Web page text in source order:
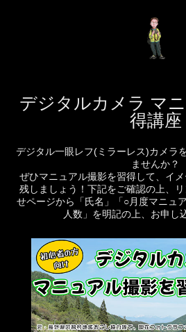
デジタルカメラ マ
得講座
デジタル一眼レフ(ミラーレス)カメラ
ませんか？
ぜひマニュアル撮影を習得して、イ
残しましょう！下記をご確認の上、
せページから「氏名」「○月度マニュ
人数」を明記の上、お申し